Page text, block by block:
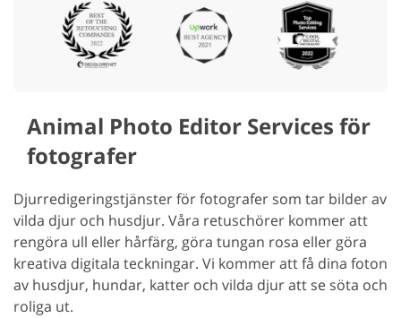
Animal Photo Editor Services för
fotografer
Djurredigeringstjänster för fotografer som tar bilder av
vilda djur och husdjur. Våra retuschörer kommer att
rengöra ull eller hårfärg, göra tungan rosa eller göra
kreativa digitala teckningar. Vi kommer att få dina foton
av husdjur, hundar, katter och vilda djur att se söta och
roliga ut.